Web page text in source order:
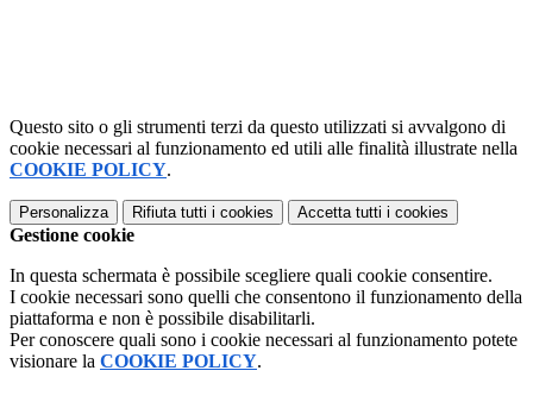
Questo sito o gli strumenti terzi da questo utilizzati si avvalgono di
cookie necessari al funzionamento ed utili alle finalità illustrate nella
COOKIE POLICY.
Personalizza Rifiuta tutti i cookies Accetta tutti i cookies
Gestione cookie
In questa schermata è possibile scegliere quali cookie consentire.
I cookie necessari sono quelli che consentono il funzionamento della
piattaforma e non è possibile disabilitarli.
Per conoscere quali sono i cookie necessari al funzionamento potete
visionare la COOKIE POLICY.